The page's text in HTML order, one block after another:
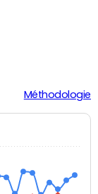
Méthodologie